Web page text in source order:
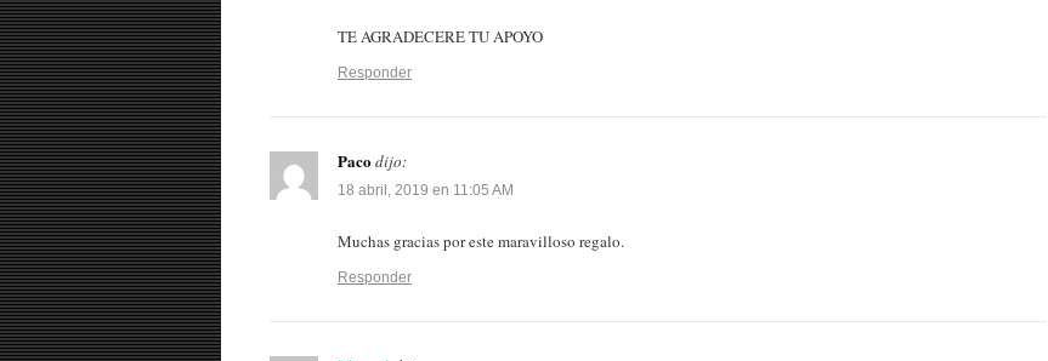
TE AGRADECERE TU APOYO
Responder
Pacodijo:
18 abril, 2019 en 11:05 AM
Muchas gracias por este maravilloso regalo.
Responder